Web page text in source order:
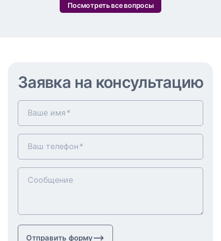
Посмотреть все вопросы
Заявка на консультацию
Ваше имя
Ваш телефон
Сообщение
Отправить форму